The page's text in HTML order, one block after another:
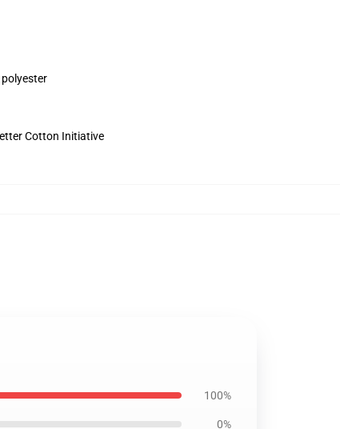
polyester
Cotton Initiative
100%
0%